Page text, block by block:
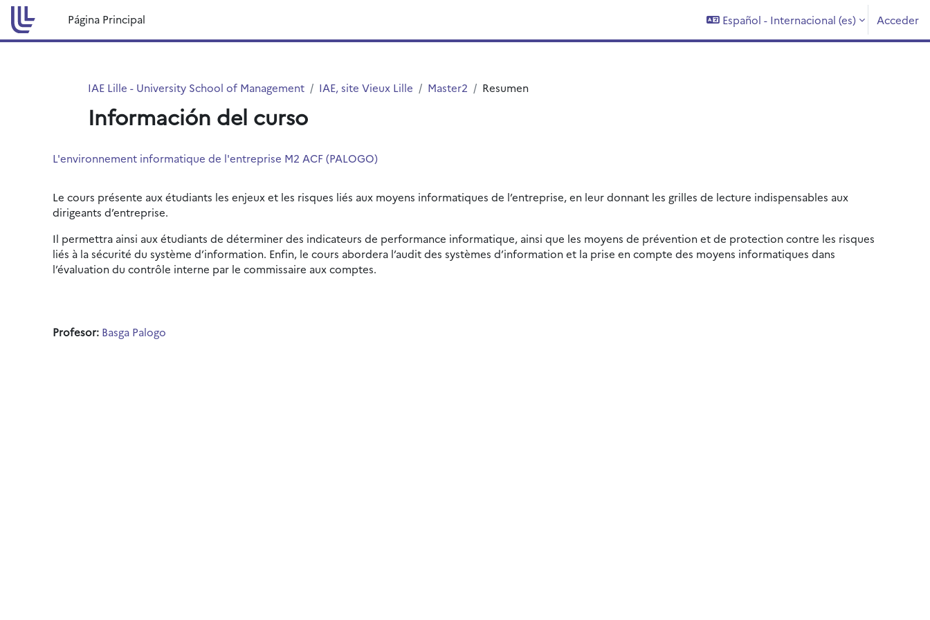
Salta al contenido principal
Página Principal
Español - Internacional ‎(es)‎ Acceder
IAE Lille - University School of Management IAE, site Vieux Lille Master2 Resumen
Información del curso
L'environnement informatique de l'entreprise M2 ACF (PALOGO)
Le cours présente aux étudiants les enjeux et les risques liés aux moyens informatiques de l’entreprise, en leur donnant les grilles de lecture indispensables aux
dirigeants d’entreprise.
Il permettra ainsi aux étudiants de déterminer des indicateurs de performance informatique, ainsi que les moyens de prévention et de protection contre les risques
liés à la sécurité du système d’information. Enfin, le cours abordera l’audit des systèmes d’information et la prise en compte des moyens informatiques dans
l’évaluation du contrôle interne par le commissaire aux comptes.
Profesor: Basga Palogo